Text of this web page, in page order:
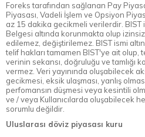
Foreks tarafından sağlanan Pay
Piyasası, Vadeli İşlem ve Opsiyon
az 15 dakika gecikmeli verilerdir. BIST
Belgesi altında korunmakta olup
edilemez, değiştirilemez. BIST ismi
telif hakları tamamen BIST'ye ait olup,
verinin sekansı, doğruluğu ve tamlığı
vermez. Veri yayınında oluşabilecek
gecikmesi, eksik ulaşması, yanlış
perfomansın düşmesi veya kesintili
ve / veya Kullanıcılarda oluşabilecek
sorumlu değildir.
Uluslarası döviz piyasası kuru